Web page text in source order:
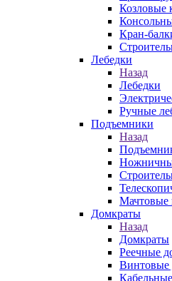
Козловые
Кран-
Лебедки
Назад
Лебедки
Ручные
Подъемники
Назад
Мачтовые
Домкраты
Назад
Домкраты
Реечные
Винтовые